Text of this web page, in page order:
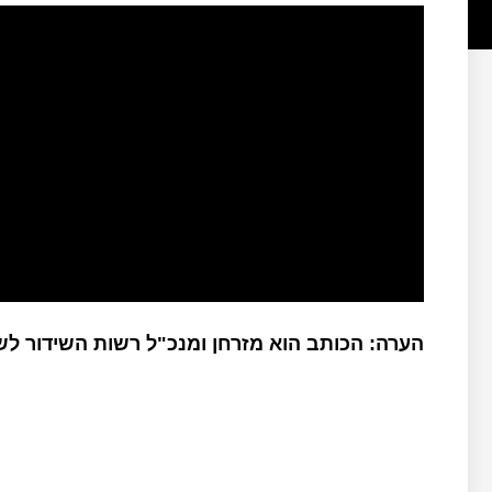
הערה: הכותב הוא מזרחן ומנכ"ל רשות השידור